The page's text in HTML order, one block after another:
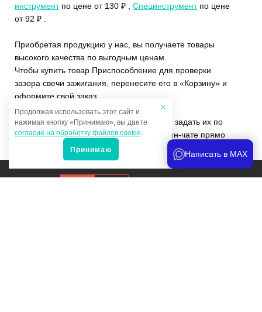
инструментпо цене от 130 ₽ , Специнструментпо цене
от 92 ₽ .
Приобретая продукцию у нас, вы получаете товары
высокого качества по выгодным ценам.
Чтобы купить товар Приспособление для проверки
зазора свечи зажигания, перенесите его в «Корзину» и
оформите свой заказ.
Если у вас остались вопросы, вы можете задать их по
телефону+7 (4822)65-69-46или в онлайн-чате прямо
Продвижение сайта
Продолжая использовать этот сайт и
нажимая кнопку «Принимаю», вы даете
согласие на обработку файлов cookie.
Принимаю Написать в MAX